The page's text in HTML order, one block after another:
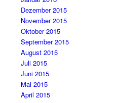
Dezember 2015
November 2015
Oktober 2015
September 2015
August 2015
Juli 2015
Juni 2015
Mai 2015
April 2015